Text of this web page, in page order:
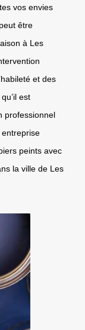
vos envies
être
à Les
et des
est
professionnel
entreprise
peints avec
la ville de Les